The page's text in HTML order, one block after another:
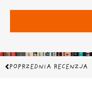
Prev
POPRZEDNIA RECENZJA